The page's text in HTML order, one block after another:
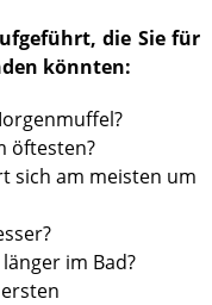
die Sie für
könnten:
öftesten?
sich am meisten um
im Bad?